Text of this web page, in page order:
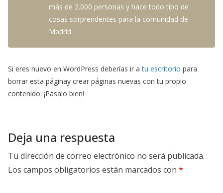
más de 2.000 personas y hace todo tipo de
cosas sorprendentes para la comunidad de
Madrid.
Si eres nuevo en WordPress deberías ir atu escritorio para
borrar esta páginay crear páginas nuevas con tu propio
contenido. ¡Pásalo bien!
Deja una respuesta
Tu dirección de correo electrónico no será publicada.
Los campos obligatorios están marcados con *